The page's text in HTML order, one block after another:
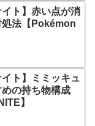
イト】赤い点が消
処法【Pokémon
イト】ミミッキュ
の持ち物構成
】